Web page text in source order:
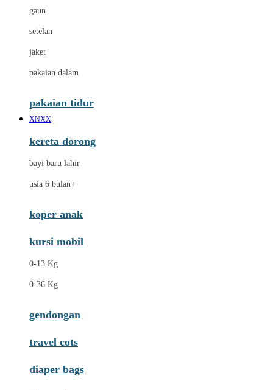
gaun
setelan
jaket
pakaian dalam
pakaian tidur
XNXX
kereta dorong
bayi baru lahir
usia 6 bulan+
koper anak
kursi mobil
0-13 Kg
0-36 Kg
gendongan
travel cots
diaper bags